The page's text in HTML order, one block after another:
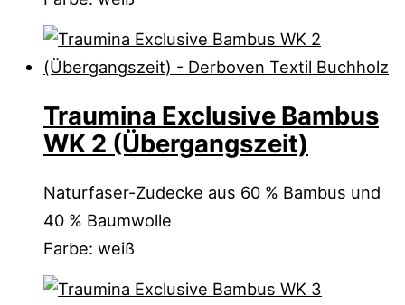
Traumina Exclusive Bambus
WK 2 (Übergangszeit)
Naturfaser-Zudecke aus 60 % Bambus und
40 % Baumwolle
Farbe: weiß